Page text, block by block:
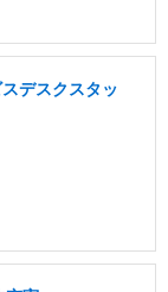
デスクスタッ